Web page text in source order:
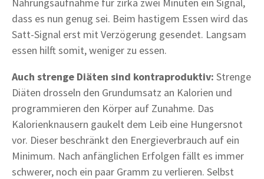
dass es nun genug sei. Beim hastigem Essen wird das
Satt-Signal erst mit Verzögerung gesendet. Langsam
essen hilft somit, weniger zu essen.
Auch strenge Diäten sind kontraproduktiv: Strenge
Diäten drosseln den Grundumsatz an Kalorien und
programmieren den Körper auf Zunahme. Das
Kalorienknausern gaukelt dem Leib eine Hungersnot
vor. Dieser beschränkt den Energieverbrauch auf ein
Minimum. Nach anfänglichen Erfolgen fällt es immer
schwerer, noch ein paar Gramm zu verlieren. Selbst